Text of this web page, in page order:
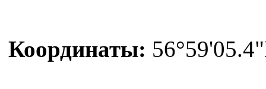
Координаты: